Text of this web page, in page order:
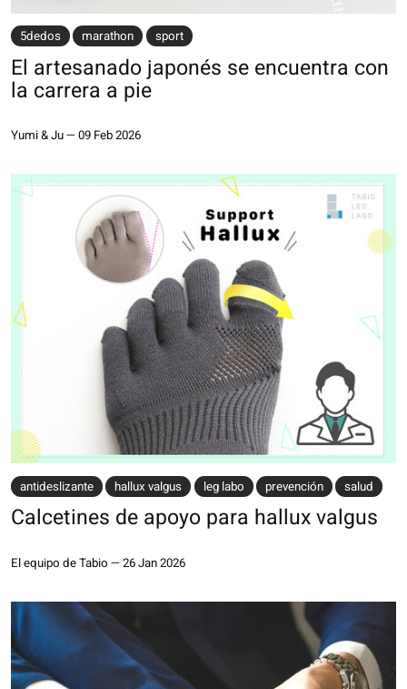
5dedos marathon sport
El artesanado japonés se encuentra con
la carrera a pie
Yumi & Ju—09 Feb 2026
antideslizante hallux valgus leg labo prevención salud
Calcetines de apoyo para hallux valgus
El equipo de Tabio —26 Jan 2026